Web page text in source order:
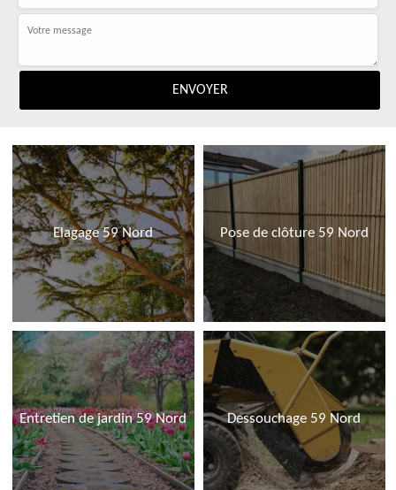
Elagage 59 Nord Pose de clôture 59 Nord
Entretien de jardin 59 Nord Dessouchage 59 Nord